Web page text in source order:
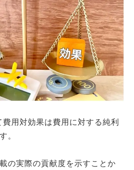
用対効果は費用に対する純利
。
の実際の貢献度を示すことか